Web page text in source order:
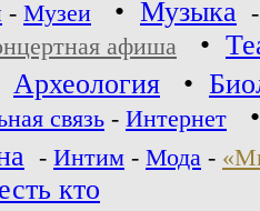
- Музеи • Музыка
афиша •
Археология •
связь - Интернет
- Интим - Мода -
кто